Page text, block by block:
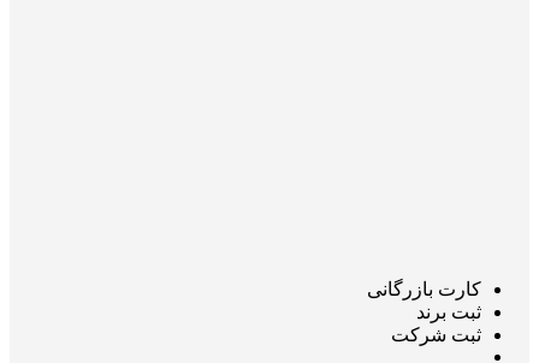
کارت بازرگانی
ثبت برند
ثبت شرکت